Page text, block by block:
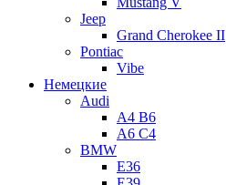
Jeep
Grand Cherokee II
Pontiac
Vibe
Немецкие
Audi
A4 B6
A6 C4
BMW
E36